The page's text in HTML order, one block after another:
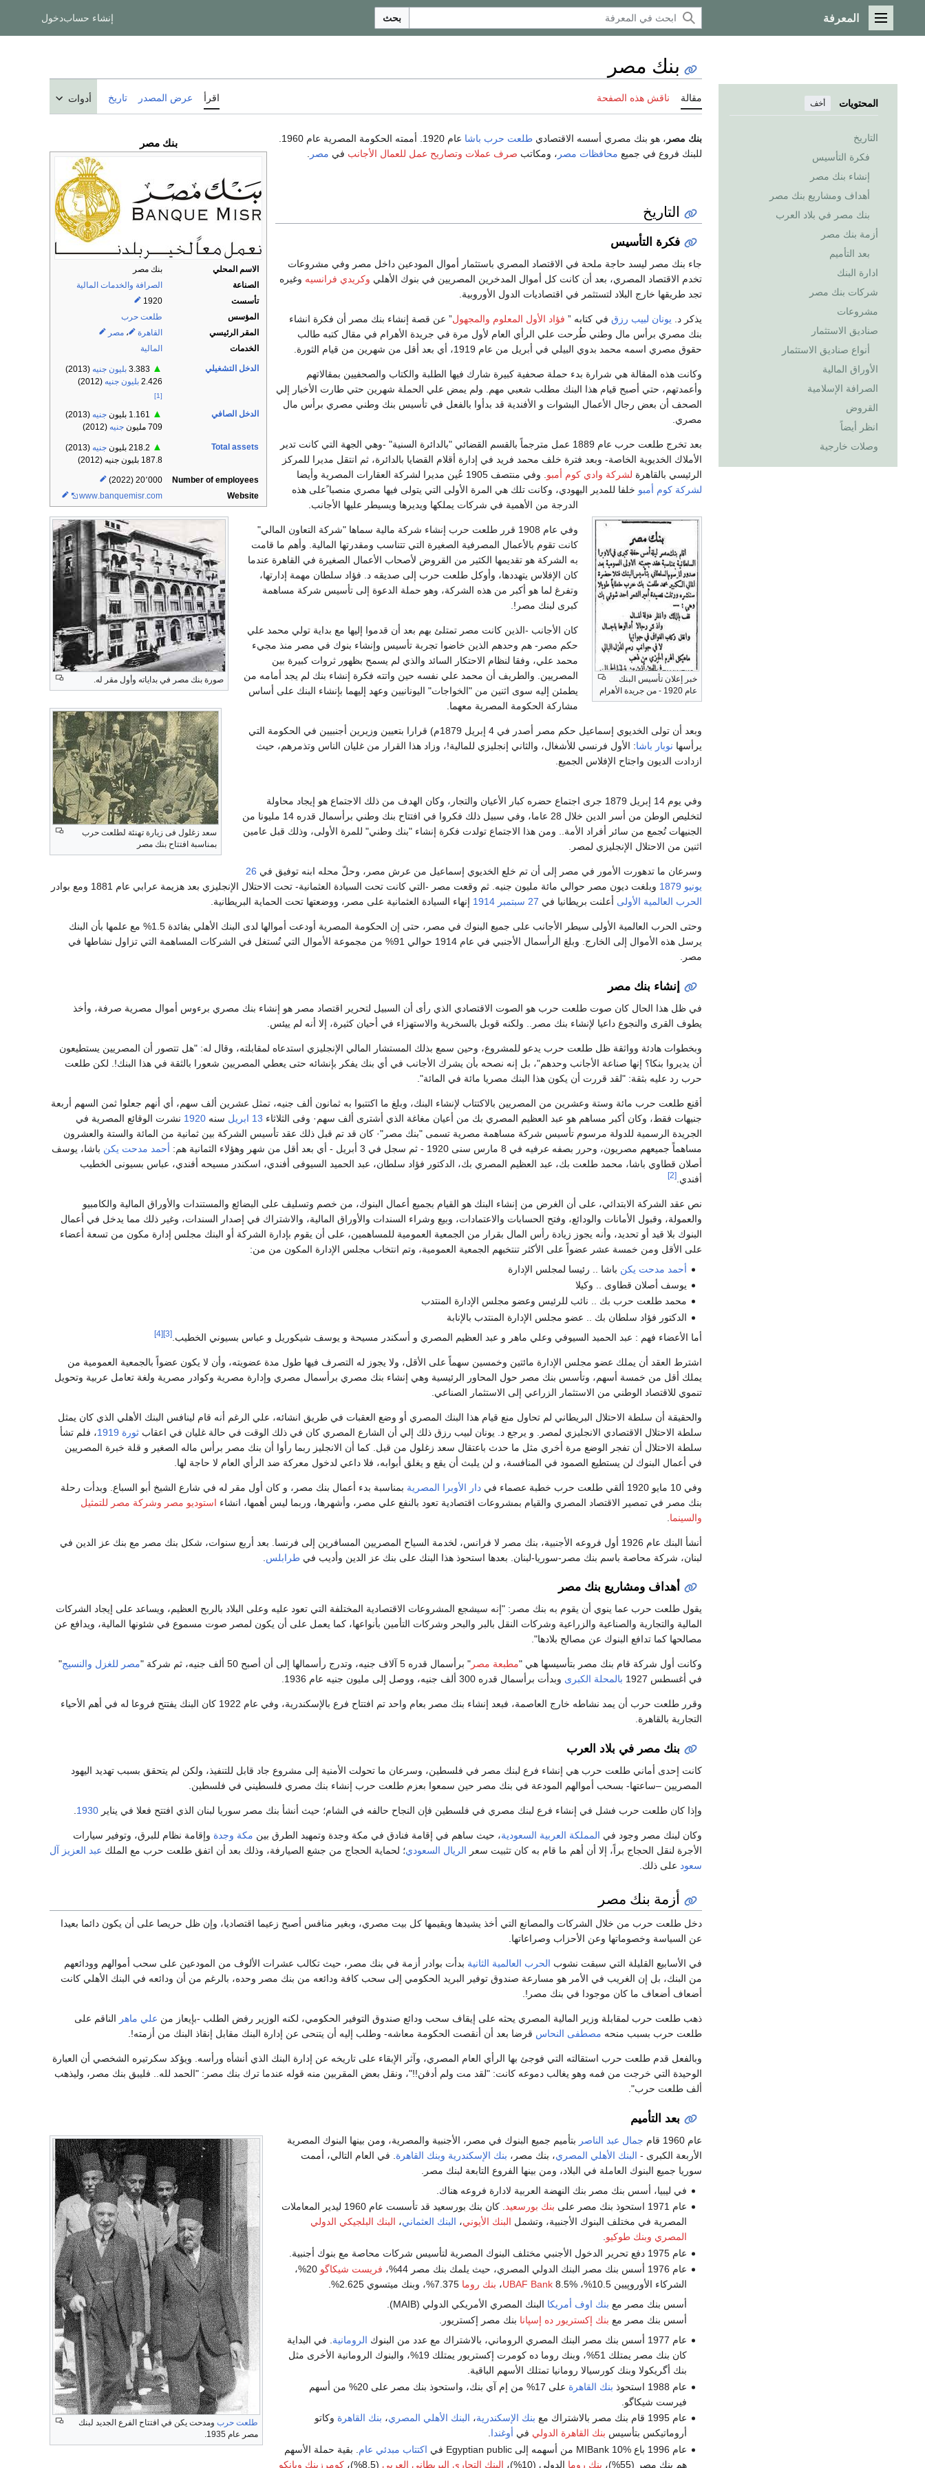
القائمة الرئيسية
المعرفة بحث إنشاء حسابدخول
المحتويات أخف
التاريخ
فكرة التأسيس
إنشاء بنك مصر
أهداف ومشاريع بنك مصر
بنك مصر في بلاد العرب
أزمة بنك مصر
بعد التأميم
ادارة البنك
شركات بنك مصر
مشروعات
صناديق الاستثمار
أنواع صناديق الاستثمار
الأوراق المالية
الصرافة الإسلامية
القروض
انظر أيضاً
وصلات خارجية
بنك مصر
مقالة ناقش هذه الصفحة اقرأ عرض المصدر تاريخ أدوات
بنك مصر
الاسم المحلي
بنك مصر
الصناعة
الصرافة والخدمات المالية
تأسست
1920
المؤسس
طلعت حرب
المقر الرئيسي
القاهرة ، مصر
الخدمات
المالية
الدخل التشغيلي ▲ بليون جنيه (2013)
2.426 بليون جنيه (2012)
[1]
الدخل الصافي ▲ جنيه (2013)
709 مليون
جنيه (2012)
Total assets
▲ جنيه (2013)
187.8 بليون جنيه (2012)
Number of employees
20٬000 (2022)
Website
www.banquemisr.com
بنك مصر ، هو بنك مصري أسسه الاقتصادي طلعت حرب باشا
للبنك فروع في جميع محافظات مصر ، ومكاتب صرف عملات وتصاريح عمل للعمال الأجانب في مصر
التاريخ
فكرة التأسيس
صورة بنك مصر في بداياته وأول مقر له.
جاء بنك مصر ليسد حاجة ملحة في الاقتصاد المصري باستثمار أموال المودعين داخل مصر وفي مشروعات
تخدم الاقتصاد المصري، بعد أن كانت كل أموال المدخرين المصريين في بنوك الأهلي وكريدي فرانسيه وغيره
تجد طريقها خارج البلاد لتستثمر في اقتصاديات الدول الأوروبية.
يذكر د. يونان لبيب رزق في كتابه ” فؤاد الأول المعلوم والمجهول” عن قصة إنشاء بنك مصر أن فكرة انشاء
بنك مصري برأس مال وطني طُرحت علي الرأي العام لأول مرة في جريدة الأهرام في مقال كتبه طالب
حقوق مصري اسمه محمد بدوي البيلي في أبريل من عام 1919، أي بعد أقل من شهرين من قيام الثورة.
وكانت هذه المقالة هي شرارة بدء حملة صحفية كبيرة شارك فيها الطلبة والكتاب والصحفيين بمقالاتهم
وأعمدتهم، حتي أصبح قيام هذا البنك مطلب شعبي مهم. ولم يمض علي الحملة شهرين حتي طارت الأخبار إلي
الصحف أن بعض رجال الأعمال البشوات و الأفندية قد بدأوا بالفعل في تأسيس بنك وطني مصري برأس مال
مصري.
خبر إعلان تأسيس البنك
عام 1920 - من جريدة الأهرام
بعد تخرج طلعت حرب عام 1889 عمل مترجماً بالقسم القضائي "بالدائرة السنية" -وهي الجهة التي كانت تدير
الأملاك الخديوية الخاصة- وبعد فترة خلف محمد فريد في إدارة أقلام القضايا بالدائرة، ثم انتقل مديرا للمركز
الرئيسي بالقاهرة لشركة وادي كوم أمبو . وفي منتصف 1905 عُين مديرا لشركة العقارات المصرية وأيضا
لشركة كوم أمبو خلفا للمدير اليهودي، وكانت تلك هي المرة الأولى التي يتولى فيها مصري منصبا ًعلى هذه
الدرجة من الأهمية في شركات يملكها ويديرها ويسيطر عليها الأجانب.
وفي عام 1908 قرر طلعت حرب إنشاء شركة مالية سماها "شركة التعاون المالي"
كانت تقوم بالأعمال المصرفية الصغيرة التي تتناسب ومقدرتها المالية. وأهم ما قامت
به الشركة هو تقديمها الكثير من القروض لأصحاب الأعمال الصغيرة في القاهرة عندما
كان الإفلاس يتهددها، وأوكل طلعت حرب إلى صديقه د. فؤاد سلطان مهمة إدارتها،
وتفرغ لما هو أكبر من هذه الشركة، وهو حملة الدعوة إلى تأسيس شركة مساهمة
كبرى لبنك مصر!.
سعد زغلول فى زيارة تهنئة لطلعت حرب
بمناسبة افتتاح بنك مصر
كان الأجانب -الذين كانت مصر تمتلئ بهم بعد أن قدموا إليها مع بداية تولي محمد علي
حكم مصر- هم وحدهم الذين خاضوا تجربة تأسيس وإنشاء بنوك في مصر منذ مجيء
محمد علي، وفقا لنظام الاحتكار السائد والذي لم يسمح بظهور ثروات كبيرة بين
المصريين. والطريف أن محمد علي نفسه حين واتته فكرة إنشاء بنك لم يجد أمامه من
يطمئن إليه سوى اثنين من "الخواجات" اليونانيين وعهد إليهما بإنشاء البنك على أساس
مشاركة الحكومة المصرية معهما.
وبعد أن تولى الخديوي إسماعيل حكم مصر أصدر في 4 إبريل 1879م) قرارا بتعيين وزيرين أجنبيين في الحكومة التي
يرأسها نوبار باشا: الأول فرنسي للأشغال، والثاني إنجليزي للمالية!، وزاد هذا القرار من غليان الناس وتذمرهم، حيث
ازدادت الديون واجتاح الإفلاس الجميع.
وفي يوم 14 إبريل 1879 جرى اجتماع حضره كبار الأعيان والتجار، وكان الهدف من ذلك الاجتماع هو إيجاد محاولة
لتخليص الوطن من أسر الدين خلال 28 عاما، وفي سبيل ذلك فكروا في افتتاح بنك وطني برأسمال قدره 14 مليونا من
الجنيهات تُجمع من سائر أفراد الأمة.. ومن هذا الاجتماع تولدت فكرة إنشاء "بنك وطني" للمرة الأولى، وذلك قبل عامين
اثنين من الاحتلال الإنجليزي لمصر.
وسرعان ما تدهورت الأمور في مصر إلى أن تم خلع الخديوي إسماعيل من عرش مصر، وحلّ محله ابنه توفيق في 26
يونيو 1879 وبلغت ديون مصر حوالي مائة مليون جنيه. ثم وقعت مصر -التي كانت تحت السيادة العثمانية- تحت الاحتلال الإنجليزي بعد هزيمة عرابي عام 1881 ومع بوادر
الحرب العالمية الأولى أعلنت بريطانيا في 27 سبتمبر 1914 إنهاء السيادة العثمانية على مصر، ووضعتها تحت الحماية البريطانية.
وحتى الحرب العالمية الأولى سيطر الأجانب على جميع البنوك في مصر، حتى إن الحكومة المصرية أودعت أموالها لدى البنك الأهلي بفائدة 1.5% مع علمها بأن البنك
يرسل هذه الأموال إلى الخارج. وبلغ الرأسمال الأجنبي في عام 1914 حوالي 91% من مجموعة الأموال التي تُستغل في الشركات المساهمة التي تزاول نشاطها في
مصر.
إنشاء بنك مصر
في ظل هذا الحال كان صوت طلعت حرب هو الصوت الاقتصادي الذي رأى أن السبيل لتحرير اقتصاد مصر هو إنشاء بنك مصري برءوس أموال مصرية صرفة، وأخذ
يطوف القرى والنجوع داعيا لإنشاء بنك مصر.. ولكنه قوبل بالسخرية والاستهزاء في أحيان كثيرة، إلا أنه لم ييئس.
وبخطوات هادئة وواثقة ظل طلعت حرب يدعو للمشروع، وحين سمع بذلك المستشار المالي الإنجليزي استدعاه لمقابلته، وقال له: "هل تتصور أن المصريين يستطيعون
أن يديروا بنكا؟ إنها صناعة الأجانب وحدهم"، بل إنه نصحه بأن يشرك الأجانب في أي بنك يفكر بإنشائه حتى يعطي المصريين شعورا بالثقة في هذا البنك!. لكن طلعت
حرب رد عليه بثقة: "لقد قررت أن يكون هذا البنك مصريا مائة في المائة".
أقنع طلعت حرب مائة وستة وعشرين من المصريين بالاكتتاب لإنشاء البنك، وبلغ ما اكتتبوا به ثمانون ألف جنيه، تمثل عشرين ألف سهم، أي أنهم جعلوا ثمن السهم أربعة
جنيهات فقط، وكان أكبر مساهم هو عبد العظيم المصري بك من أعيان مغاغة الذي أشترى ألف سهم· وفى الثلاثاء 13 ابريل سنه 1920 نشرت الوقائع المصرية في
الجريدة الرسمية للدولة مرسوم تأسيس شركة مساهمة مصرية تسمى "بنك مصر"· كان قد تم قبل ذلك عقد تأسيس الشركة بين ثمانية من المائة والستة والعشرون
مساهماً جميعهم مصريون، وحرر بصفه عرفيه في 8 مارس سنى 1920 - ثم سجل في 3 أبريل - أي بعد أقل من شهر وهؤلاء الثمانية هم:
أحمد مدحت يكن باشا، يوسف
أصلان قطاوي باشا، محمد طلعت بك، عبد العظيم المصري بك، الدكتور فؤاد سلطان، عبد الحميد السيوفى أفندي، اسكندر مسيحه أفندي، عباس بسيونى الخطيب
أفندي. [2]
نص عقد الشركة الابتدائي، على أن الغرض من إنشاء البنك هو القيام بجميع أعمال البنوك، من خصم وتسليف على البضائع والمستندات والأوراق المالية والكامبيو
والعمولة، وقبول الأمانات والودائع، وفتح الحسابات والاعتمادات، وبيع وشراء السندات والأوراق المالية، والاشتراك في إصدار السندات، وغير ذلك مما يدخل في أعمال
البنوك بلا قيد أو تحديد، وأنه يجوز زيادة رأس المال بقرار من الجمعية العمومية للمساهمين، على أن يقوم بإدارة الشركة أو البنك مجلس إدارة مكون من تسعة أعضاء
على الأقل ومن خمسة عشر عضواً على الأكثر تنتخبهم الجمعية العمومية، وتم انتخاب مجلس الإدارة المكون من من:
أحمد مدحت يكن باشا .. رئيسا لمجلس الإدارة
يوسف أصلان قطاوى .. وكيلا
محمد طلعت حرب بك .. نائب للرئيس وعضو مجلس الإدارة المنتدب
الدكتور فؤاد سلطان بك .. عضو مجلس الإدارة المنتدب بالإنابة
أما الأعضاء فهم : عبد الحميد السيوفي وعلي ماهر و عبد العظيم المصري و أسكندر مسيحة و يوسف شيكوريل و عباس بسيوني الخطيب. [3]
[4]
اشترط العقد أن يملك عضو مجلس الإدارة مائتين وخمسين سهماً على الأقل، ولا يجوز له التصرف فيها طول مدة عضويته، وأن لا يكون عضواً بالجمعية العمومية من
يملك أقل من خمسة أسهم، وتأسس بنك مصر حول المحاور الرئيسية وهي إنشاء بنك مصري برأسمال مصري وإدارة مصرية وكوادر مصرية ولغة تعامل عربية وتحويل
تنموي للاقتصاد الوطني من الاستثمار الزراعي إلى الاستثمار الصناعي.
والحقيقة أن سلطة الاحتلال البريطاني لم تحاول منع قيام هذا البنك المصري أو وضع العقبات في طريق انشائه، علي الرغم أنه قام لينافس البنك الأهلي الذي كان يمثل
سلطة الاحتلال الاقتصادي الانجليزي لمصر. و يرجع د. يونان لبيب رزق ذلك إلي أن الشارع المصري كان في ذلك الوقت في حالة غليان في اعقاب ثورة 1919
، فلم تشأ
سلطة الاحتلال أن تفجر الوضع مرة أخري مثل ما حدث باعتقال سعد زغلول من قبل. كما أن الانجليز ربما رأوا أن بنك مصر برأس ماله الصغير و قلة خبرة المصريين
في أعمال البنوك لن يستطيع الصمود في المنافسة، و لن يلبث أن يقع و يغلق أبوابه، فلا داعي لدخول معركة ضد الرأي العام لا حاجة لها.
وفي 10 مايو 1920 ألقي طلعت حرب خطبة عصماء في دار الأوبرا المصرية بمناسبة بدء أعمال بنك مصر، و كان أول مقر له في شارع الشيخ أبو السباع. وبدأت رحلة
بنك مصر في تمصير الاقتصاد المصري والقيام بمشروعات اقتصادية تعود بالنفع علي مصر، وأشهرها، وربما ليس أهمها، انشاء استوديو مصر وشركة مصر للتمثيل
والسينما
أنشأ البنك عام 1926 أول فروعه الأجنبية، بنك مصر لا فرانس، لخدمة السياح المصريين المسافرين إلى فرنسا. بعد أربع سنوات، شكل بنك مصر مع بنك عز الدين في
لبنان، شركة محاصة باسم بنك مصر-سوريا-لبنان. بعدها استحوذ هذا البنك على بنك عز الدين وأديب في طرابلس
أهداف ومشاريع بنك مصر
يقول طلعت حرب عما ينوي أن يقوم به بنك مصر: "إنه سيشجع المشروعات الاقتصادية المختلفة التي تعود عليه وعلى البلاد بالربح العظيم، ويساعد على إيجاد الشركات
المالية والتجارية والصناعية والزراعية وشركات النقل بالبر والبحر وشركات التأمين بأنواعها، كما يعمل على أن يكون لمصر صوت مسموع في شئونها المالية، ويدافع عن
مصالحها كما تدافع البنوك عن مصالح بلادها".
وكانت أول شركة قام بنك مصر بتأسيسها هي "مطبعة مصر " برأسمال قدره 5 آلاف جنيه، وتدرج رأسمالها إلى أن أصبح 50 ألف جنيه، ثم شركة " مصر للغزل والنسيج"
في أغسطس 1927
بالمحلة الكبرى وبدأت برأسمال قدره 300 ألف جنيه، ووصل إلى مليون جنيه عام 1936.
وقرر طلعت حرب أن يمد نشاطه خارج العاصمة، فبعد إنشاء بنك مصر بعام واحد تم افتتاح فرع بالإسكندرية، وفي عام 1922 كان البنك يفتتح فروعا له في أهم الأحياء
التجارية بالقاهرة.
بنك مصر في بلاد العرب
كانت إحدى أماني طلعت حرب هي إنشاء فرع لبنك مصر في فلسطين، وسرعان ما تحولت الأمنية إلى مشروع جاد قابل للتنفيذ، ولكن لم يتحقق بسبب تهديد اليهود
المصريين –ساعتها- بسحب أموالهم المودعة في بنك مصر حين سمعوا بعزم طلعت حرب إنشاء بنك مصري فلسطيني في فلسطين.
وإذا كان طلعت حرب فشل في إنشاء فرع لبنك مصري في فلسطين فإن النجاح حالفه في الشام؛ حيث أنشأ بنك مصر سوريا لبنان الذي افتتح فعلا في يناير 1930
وكان لبنك مصر وجود في المملكة العربية السعودية، حيث ساهم في إقامة فنادق في مكة وجدة وتمهيد الطرق بين مكة وجدة وإقامة نظام للبرق، وتوفير سيارات
الأجرة لنقل الحجاج براً، إلا أن أهم ما قام به كان تثبيت سعر الريال السعودي؛ لحماية الحجاج من جشع الصيارفة، وذلك بعد أن اتفق طلعت حرب مع الملك عبد العزيز آل
سعود على ذلك.
أزمة بنك مصر
دخل طلعت حرب من خلال الشركات والمصانع التي أخذ يشيدها ويقيمها كل بيت مصري، وبغير منافس أصبح زعيما اقتصاديا، وإن ظل حريصا على أن يكون دائما بعيدا
عن السياسة وخصوماتها وعن الأحزاب وصراعاتها.
في الأسابيع القليلة التي سبقت نشوب الحرب العالمية الثانية بدأت بوادر أزمة في بنك مصر، حيث تكالب عشرات الألوف من المودعين على سحب أموالهم وودائعهم
من البنك، بل إن الغريب في الأمر هو مسارعة صندوق توفير البريد الحكومي إلى سحب كافة ودائعه من بنك مصر وحده، بالرغم من أن ودائعه في البنك الأهلي كانت
أضعاف أضعاف ما كان موجودا في بنك مصر!.
ذهب طلعت حرب لمقابلة وزير المالية المصري يحثه على إيقاف سحب ودائع صندوق التوفير الحكومي، لكنه الوزير رفض الطلب -بإيعاز من علي ماهر الناقم على
طلعت حرب بسبب منحه مصطفى النحاس قرضا بعد أن أنقصت الحكومة معاشه- وطلب إليه أن يتنحى عن إدارة البنك مقابل إنقاذ البنك من أزمته!.
وبالفعل قدم طلعت حرب استقالته التي فوجئ بها الرأي العام المصري، وآثر الإبقاء على تاريخه عن إدارة البنك الذي أنشأه ورأسه. ويؤكد سكرتيره الشخصي أن العبارة
الوحيدة التي خرجت من فمه وهو يغالب دموعه كانت: "لقد مت ولم أدفن!!"، ونقل بعض المقربين منه قوله عندما ترك بنك مصر: "الحمد لله.. فليبق بنك مصر، وليذهب
ألف طلعت حرب".
بعد التأميم
طلعت حرب ومدحت يكن في افتتاح الفرع الجديد لبنك
مصر عام 1935.
عام 1960 قام جمال عبد الناصر بتأميم جميع البنوك في مصر، الأجنبية والمصرية، ومن بينها البنوك المصرية
الأربعة الكبرى - البنك الأهلي المصري، بنك مصر، بنك الإسكندرية وبنك القاهرة . في العام التالي، أممت
سوريا جميع البنوك العاملة في البلاد، ومن بينها الفروع التابعة لبنك مصر.
في ليبيا، أسس بنك مصر بنك النهضة العربية لادارة فروعه هناك.
عام 1971 استحوذ بنك مصر على
بنك بورسعيد
. كان بنك بورسعيد قد تأسست عام 1960 ليدير المعاملات
المصرية في مختلف البنوك الأجنبية، وتشمل البنك الأيوني، البنك العثماني، البنك البلجيكي الدولي
المصري وبنك طوكيو
عام 1975 دفع تحرير الدخول الأجنبي مختلف البنوك المصرية لتأسيس شركات محاصة مع بنوك أجنبية.
عام 1976 أسس بنك مصر البنك الدولي المصري، حيث يلمك بنك مصر 44%،
فريست شيكاگو
20%،
الشركاء الأوروپيين 10.5%،
UBAF Bank8.5%، بنك روما 7.375%، وبنك ميتسوي 2.625%.
أسس بنك مصر مع بنك اوف أمريكا البنك المصري الأمريكي الدولي (MAIB).
أسس بنك مصر مع بنك إكستريور ده إسپانا بنك مصر إكستريور.
عام 1977 أسس بنك مصر البنك المصري الروماني، بالاشتراك مع عدد من البنوك
الرومانية. في البداية
كان بنك مصر يمتلك 51%، وبنك روما ده كومرت إكستريور يمتلك 19%، والبنوك الرومانية الأخرى مثل
بنك أگريكولا وبنك كورسيالا رومانيا تمتلك الأسهم الباقية.
عام 1988 استحوذ
بنك القاهرة
على 17% من إم آي بنك، واستحوذ بنك مصر على 20% من أسهم
فيرست شيكاگو.
عام 1995 قام بنك مصر بالاشتراك مع
بنك الإسكندرية، البنك الأهلي المصري، بنك القاهرة وكاتو
أروماتيكس بتأسيس بنك القاهرة الدولي في أوغندا
عام 1996 باع MIBank 10% من أسهمه إلى Egyptian public في
اكتتاب مبدئي عام . بقية حملة الأسهم
هم بنك مصر (55%)،
بنك روما الدولي (10%)، البنك التجاري البريطاني العربي (8.5%)، كومرزبنك وبانكو